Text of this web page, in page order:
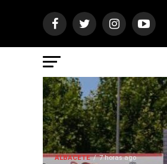
ALBACETE 7 horas ago